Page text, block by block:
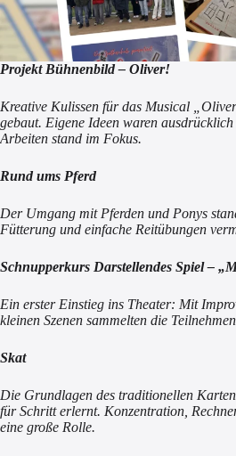
Projekt Bühnenbild – Oliver!
Kreative Kulissen für das Musical
gebaut. Eigene Ideen waren
Arbeiten stand im Fokus.
Rund ums Pferd
Der Umgang mit Pferden und Ponys
Fütterung und einfache Reitübungen
Schnupperkurs Darstellendes Spiel –
Ein erster Einstieg ins Theater: Mit
kleinen Szenen sammelten die
Skat
Die Grundlagen des traditionellen
für Schritt erlernt. Konzentration,
eine große Rolle.